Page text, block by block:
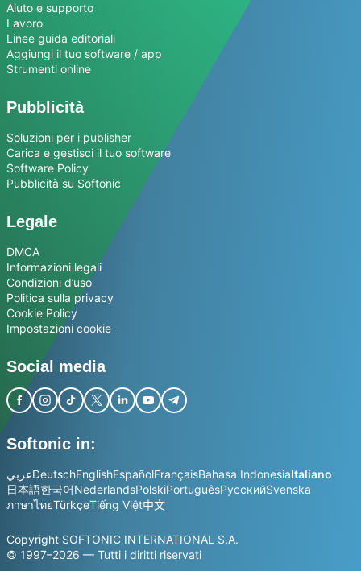
Aiuto e supporto
Lavoro
Linee guida editoriali
Aggiungi il tuo software / app
Strumenti online
Pubblicità
Soluzioni per i publisher
Carica e gestisci il tuo software
Software Policy
Pubblicità su Softonic
Legale
DMCA
Informazioni legali
Condizioni d’uso
Politica sulla privacy
Cookie Policy
Impostazioni cookie
Social media
Softonic in:
عربيDeutschEnglishEspañolFrançaisBahasa IndonesiaItaliano
日本語한국어NederlandsPolskiPortuguêsРусскийSvenska
ภาษาไทยTürkçeTiếng Việt中文
Copyright SOFTONIC INTERNATIONAL S.A.
© 1997–2026 — Tutti i diritti riservati